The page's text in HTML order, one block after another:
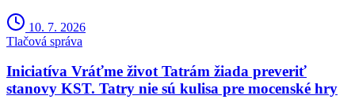
10. 7. 2026
Tlačová správa
Iniciatíva Vráťme život Tatrám žiada preveriť
stanovy KST. Tatry nie sú kulisa pre mocenské hry